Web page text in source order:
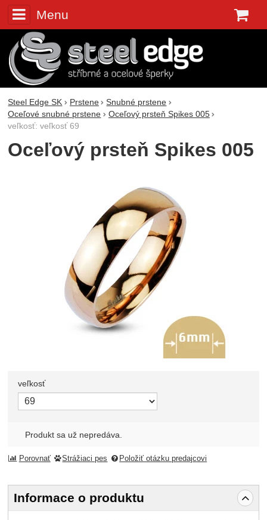
Menu
Steel Edge SK Prstene
Snubné prstene
Oceľové snubné prstene
Oceľový prsteň Spikes 005
veľkosť: veľkosť 69
Oceľový prsteň Spikes 005
Zvoľte variant
veľkosť
Produkt sa už nepredáva.
Porovnať Strážiaci pes Položiť otázku predajcovi
Informace o produktu